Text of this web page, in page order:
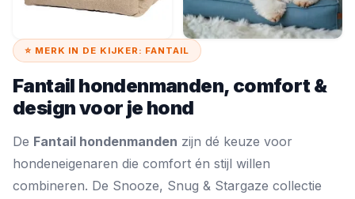
⭐ MERK IN DE KIJKER: FANTAIL
Fantail hondenmanden, comfort &
design voor je hond
De Fantail hondenmanden zijn dé keuze voor
hondeneigenaren die comfort én stijl willen
combineren. De Snooze, Snug & Stargaze collectie